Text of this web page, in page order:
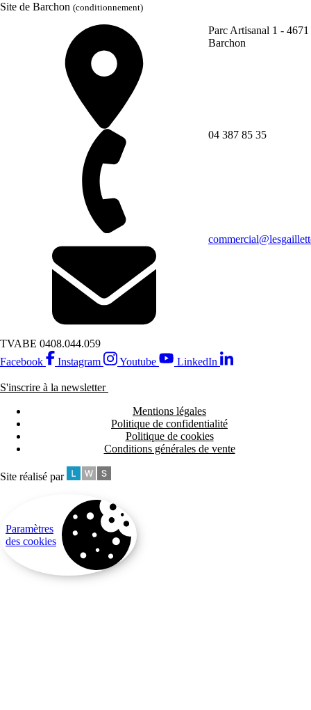
Site de Barchon (conditionnement)
Parc Artisanal 1 - 4671
Barchon
04 387 85 35
TVABE 0408.044.059
Facebook
Instagram Youtube LinkedIn
S'inscrire à la newsletter
Mentions légales
Politique de confidentialité
Politique de cookies
Conditions générales de vente
Site réalisé par
Paramètres
des cookies